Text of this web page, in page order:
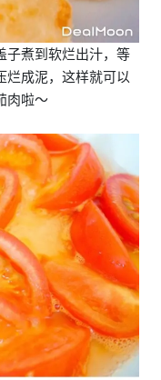
煮到软烂出汁，等
烂成泥，这样就可以
肉啦～